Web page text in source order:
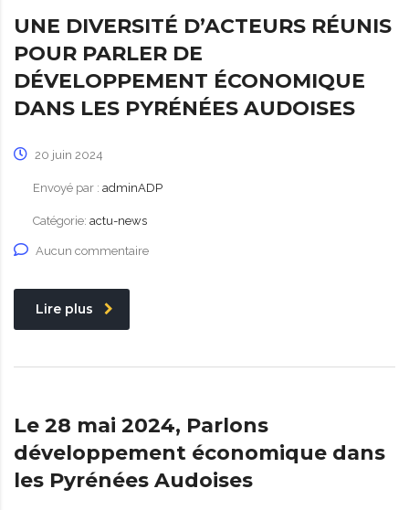
UNE DIVERSITÉ D’ACTEURS RÉUNIS
POUR PARLER DE
DÉVELOPPEMENT ÉCONOMIQUE
DANS LES PYRÉNÉES AUDOISES
20 juin 2024
Envoyé par : adminADP
Catégorie: actu-news
Aucun commentaire
Lire plus
Le 28 mai 2024, Parlons
développement économique dans
les Pyrénées Audoises